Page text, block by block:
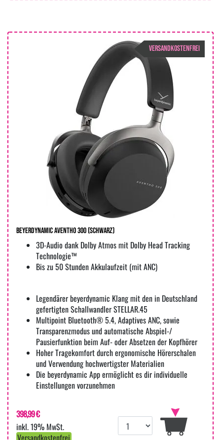
VERSANDKOSTENFREI
beyerdynamic AVENTHO 300 (Schwarz)
3D-Audio dank Dolby Atmos mit Dolby Head Tracking
Technologie™
Bis zu 50 Stunden Akkulaufzeit (mit ANC)
Legendärer beyerdynamic Klang mit den in Deutschland
gefertigten Schallwandler STELLAR.45
Multipoint Bluetooth® 5.4, Adaptives ANC, sowie
Transparenzmodus und automatische Abspiel-/
Pausierfunktion beim Auf- oder Absetzen der Kopfhörer
Hoher Tragekomfort durch ergonomische Hörerschalen
und Verwendung hochwertigster Materialien
Die beyerdynamic App ermöglicht es dir individuelle
Einstellungen vorzunehmen
398,99 €
inkl. 19% MwSt.
Versandkostenfrei